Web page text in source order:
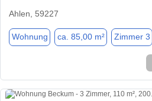
Ahlen, 59227
Wohnung ca. 85,00 m² Zimmer 3